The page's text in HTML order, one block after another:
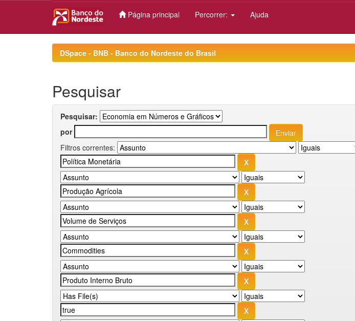
Página principal Percorrer: Ajuda
DSpace - BNB - Banco do Nordeste do Brasil
Pesquisar
Pesquisar:
por
Filtros correntes: